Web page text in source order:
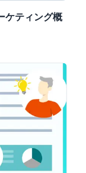
ケティング概